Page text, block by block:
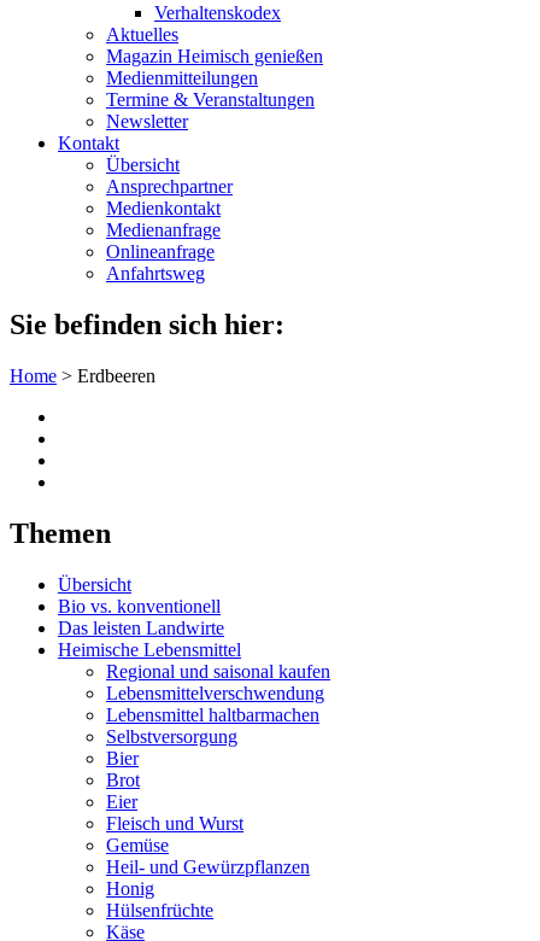
Verhaltenskodex
Aktuelles
Magazin Heimisch genießen
Medienmitteilungen
Termine & Veranstaltungen
Newsletter
Kontakt
Übersicht
Ansprechpartner
Medienkontakt
Medienanfrage
Onlineanfrage
Anfahrtsweg
Sie befinden sich hier:
Home > Erdbeeren
Themen
Übersicht
Bio vs. konventionell
Das leisten Landwirte
Heimische Lebensmittel
Regional und saisonal kaufen
Lebensmittelverschwendung
Lebensmittel haltbarmachen
Selbstversorgung
Bier
Brot
Eier
Fleisch und Wurst
Gemüse
Heil- und Gewürzpflanzen
Honig
Hülsenfrüchte
Käse